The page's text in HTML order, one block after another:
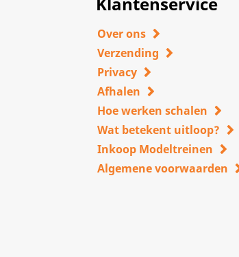
Over ons
Verzending
Privacy
Afhalen
Hoe werken schalen
Wat betekent uitloop?
Inkoop Modeltreinen
Algemene voorwaarden